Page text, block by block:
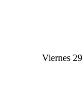
Viernes